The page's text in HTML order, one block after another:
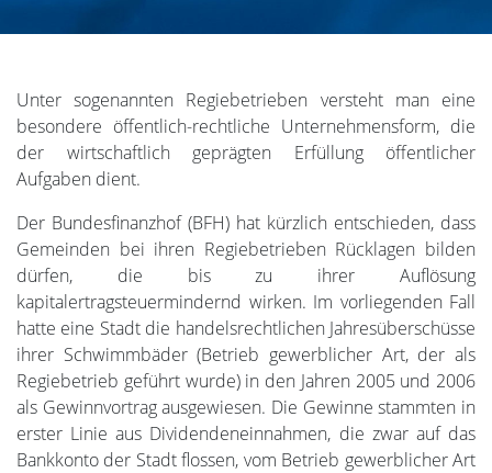
Unter sogenannten Regiebetrieben versteht man eine
besondere öffentlich-rechtliche Unternehmensform, die
der wirtschaftlich geprägten Erfüllung öffentlicher
Aufgaben dient.
Der Bundesfinanzhof (BFH) hat kürzlich entschieden, dass
Gemeinden bei ihren Regiebetrieben Rücklagen bilden
dürfen, die bis zu ihrer Auflösung
kapitalertragsteuermindernd wirken. Im vorliegenden Fall
hatte eine Stadt die handelsrechtlichen Jahresüberschüsse
ihrer Schwimmbäder (Betrieb gewerblicher Art, der als
Regiebetrieb geführt wurde) in den Jahren 2005 und 2006
als Gewinnvortrag ausgewiesen. Die Gewinne stammten in
erster Linie aus Dividendeneinnahmen, die zwar auf das
Bankkonto der Stadt flossen, vom Betrieb gewerblicher Art